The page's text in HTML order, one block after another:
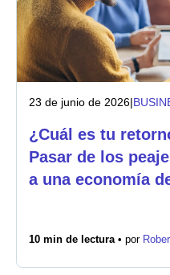
23 de junio de 2026|
¿Cuál es tu
Pasar de los
a una economía
10 min de lectura • por